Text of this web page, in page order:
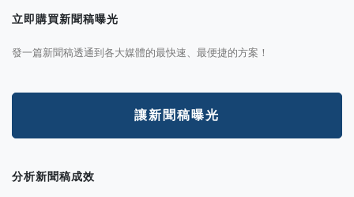
立即購買新聞稿曝光
發一篇新聞稿透通到各大媒體的最快速、最便捷的方案！
讓新聞稿曝光
分析新聞稿成效